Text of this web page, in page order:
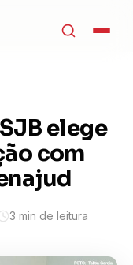
elege
com
3 min de leitura